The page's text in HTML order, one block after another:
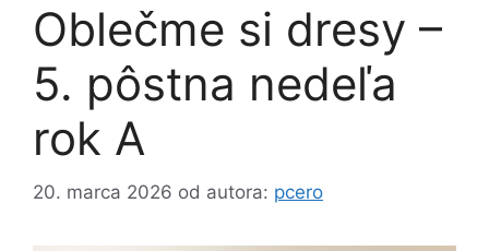
Oblečme si dresy –
5. pôstna nedeľa
rok A
20. marca 2026 od autora: pcero